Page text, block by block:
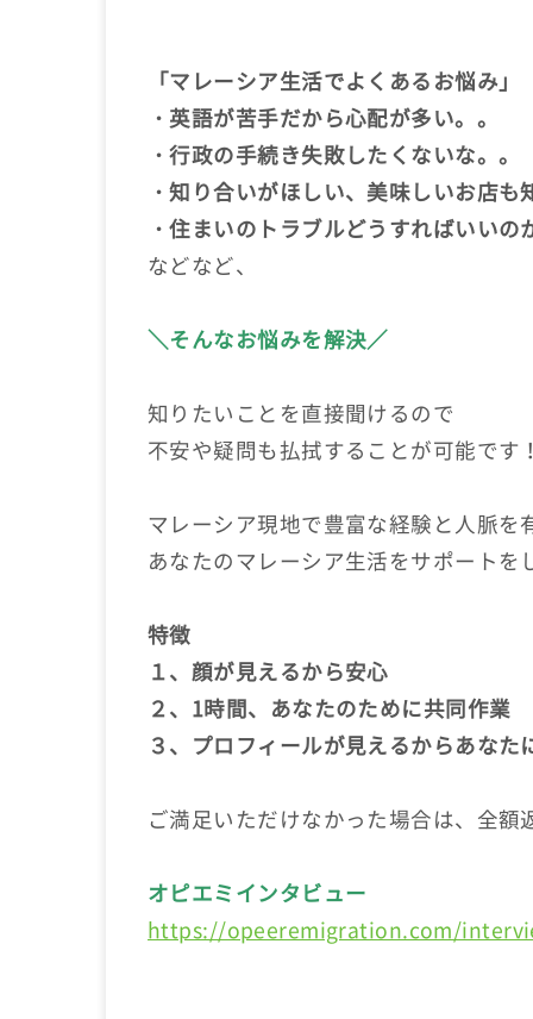
「マレーシア生活でよくあるお悩み」
・英語が苦手だから心配が多い。。
・行政の手続き失敗したくないな。。
・知り合いがほしい、美味しいお店も
・住まいのトラブルどうすればいいの
などなど、
＼そんなお悩みを解決／
知りたいことを直接聞けるので
不安や疑問も払拭することが可能です
マレーシア現地で豊富な経験と人脈を
あなたのマレーシア生活をサポートを
特徴
１、顔が見えるから安心
２、1時間、あなたのために共同作業
３、プロフィールが見えるからあな
ご満足いただけなかった場合は、全
オピエミインタビュー
https://opeeremigration.com/